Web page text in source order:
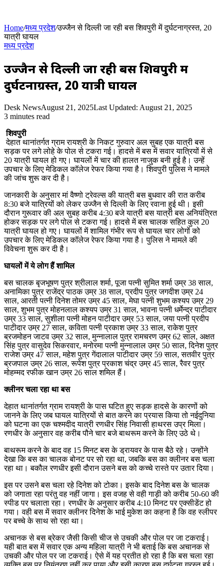
Home/मध्य प्रदेश/उज्जैन से दिल्ली जा रही बस शिवपुरी में दुर्घटनाग्रस्त, 20
यात्री घायल
मध्य प्रदेश
उज्जैन से दिल्ली जा रही बस शिवपुरी में
दुर्घटनाग्रस्त, 20 यात्री घायल
Desk NewsAugust 21, 2025Last Updated: August 21, 2025
3 minutes read
शिवपुरी
देहात थानांतर्गत ग्राम रायश्री के निकट गुरुवार अल सुबह एक यात्री बस
सड़क पर लगे लोहे के पोल से टकरा गई। हादसे में बस में सवार यात्रियों में से
20 यात्री घायल हो गए। घायलों में चार की हालत नाजुक बनी हुई है। उन्हें
उपचार के लिए मेडिकल कॉलेज रेफर किया गया है। शिवपुरी पुलिस ने मामले
की जांच शुरू कर दी है।
जानकारी के अनुसार मां वैष्णो ट्रेवल्स की यात्री बस बुधवार की रात करीब
8:30 बजे यात्रियों को लेकर उज्जैन से दिल्ली के लिए रवाना हुई थी। इसी
दौरान गुरूवार की अल सुबह करीब 4:30 बजे यात्री बस यात्री बस अनियंत्रित
होकर सड़क पर लगे पोल से टकरा गई। हादसे में बस चालक सहित कुल 20
यात्री घायल हो गए। घायलों में शामिल गंभीर रूप से घायल चार लोगों को
उपचार के लिए मेडिकल कॉलेज रेफर किया गया है। पुलिस ने मामले की
विवेचना शुरू कर दी है।
घायलों में ये लोग हैं शामिल
बस चालक बृजभूषण पुत्र श्रीलाल शर्मा, पूजा पत्नी सुमित शर्मा उम्र 38 साल,
अनामिका पुत्र राजेंद्र पाठक उम्र 38 साल, प्रदीप पुत्र जगदीश उम्र 24
साल, आरती पत्नी दिनेश तोमर उम्र 45 साल, मेघा पत्नी शुभम कश्यप उम्र 29
साल, शुभम पुत्र मोहनलाल कश्यप उम्र 31 साल, भावना पत्नी धर्मेन्द्र पाटीदार
उम्र 33 साल, सुशीला पत्नी मोहन पाटीदार उम्र 53 साल, जया पत्नी प्रदीप
पाटीदार उम्र 27 साल, कविता पत्नी प्रकाश उम्र 33 साल, राकेश पुत्र
ब्रजमोहन जाटव उम्र 32 साल, मुन्नालाल पुत्र रामचरण उम्र 62 साल, अक्षत
सिंह पुत्र वासुदेव सिकरवार, मनोरमा पत्नी मुन्नालाल उम्र 50 साल, दिनेश पुत्र
राजेश उम्र 47 साल, महेश पुत्र गेंदालाल पाटीदार उम्र 59 साल, सतवीर पुत्र
ब्रजपाल उम्र 26 साल, रूपेश पुत्र प्रकाश चंद्र उम्र 45 साल, रैवर पुत्र
मोहम्मद रफीक खान उम्र 26 साल शमिल हैं।
क्लीनर चला रहा था बस
देहात थानांतर्गत ग्राम रायश्री के पास घटित हुए सड़क हादसे के कारणों को
जानने के लिए जब घायल यात्रियों से बात करने का प्रयास किया तो नईदुनिया
को घटना का एक चश्मदीद यात्री रणधीर सिंह निवासी हाथरस उप्र मिला।
रणधीर के अनुसार वह करीब पौने चार बजे बाथरूम करने के लिए उठे थे।
बाथरूम करने के बाद वह 15 मिनट बस के ड्रायवर के पास बैठे रहे। उन्होंने
देखा कि बस का चालक बोनट पर सो रहा था, जबकि बस का क्लीनर बस चला
रहा था। बकौल रणधीर इसी दौरान उसने बस को कच्चे रास्ते पर उतार दिया।
इस पर उसने बस चला रहे दिनेश को टोका। इसके बाद दिनेश बस के चालक
को जगाता रहा परंतु वह नहीं जागा। इस वजह से वही गाड़ी को करीब 50-60 की
स्पीड पर चलाता रहा। रणधीर के अनुसार करीब 4:10 मिनट पर एक्सीडेंट हो
गया। वही बस में सवार क्लीनर दिनेश के भाई मुकेश का कहना है कि वह स्लीपर
पर बच्चे के साथ सो रहा था।
अचानक से बस ब्रेकर जैसी किसी चीज से उचकी और पोल पर जा टकराई।
यही बात बस में सवार एक अन्य महिला यात्री ने भी बताई कि बस अचानक से
उचकी और पोल पर जा टकराई। ऐसे में यह प्रतीत हो रहा है कि बस चला रहा